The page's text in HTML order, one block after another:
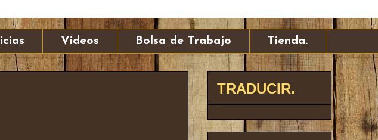
Videos Bolsa de Trabajo Tienda.
TRADUCIR.